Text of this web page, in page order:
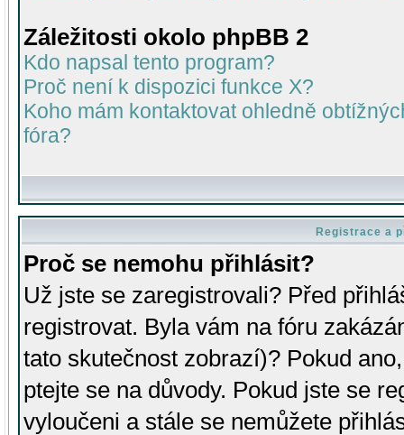
Záležitosti okolo phpBB 2
Kdo napsal tento program?
Proč není k dispozici funkce X?
Koho mám kontaktovat ohledně
fóra?
Registrace a
Proč se nemohu přihlásit?
Už jste se zaregistrovali? Před
registrovat. Byla vám na fóru
tato skutečnost zobrazí)? Pokud
ptejte se na důvody. Pokud jste se
vyloučeni a stále se nemůžete